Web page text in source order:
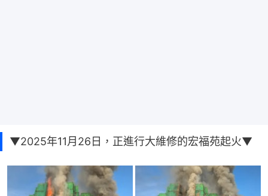
▼2025年11月26日，正進行大維修的宏福苑起火▼